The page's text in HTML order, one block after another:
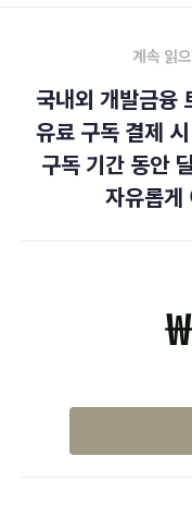
계속 읽
국내외 개발금융
유료 구독 결제
구독 기간 동안
자유롭게
₩